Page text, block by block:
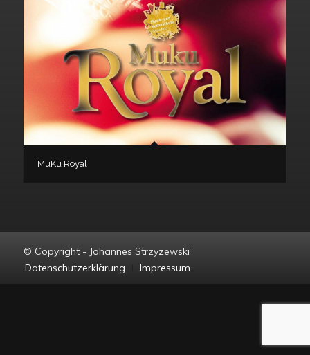
MuKu Royal
© Copyright - Johannes Strzyzewski
Datenschutzerklärung
Impressum